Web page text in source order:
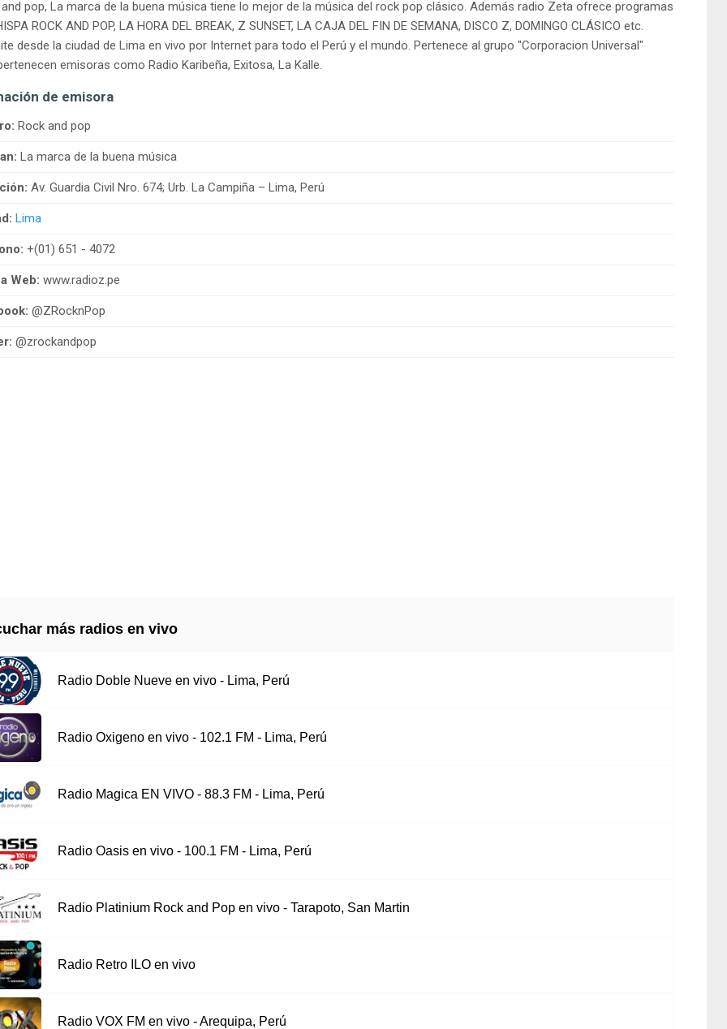
pop, La marca de la buena música tiene lo mejor de la música del rock pop clásico. Además radio Zeta ofrece programas
ROCK AND POP, LA HORA DEL BREAK, Z SUNSET, LA CAJA DEL FIN DE SEMANA, DISCO Z, DOMINGO CLÁSICO etc.
desde la ciudad de Lima en vivo por Internet para todo el Perú y el mundo. Pertenece al grupo "Corporacion Universal"
emisoras como Radio Karibeña, Exitosa, La Kalle.
de emisora
Rock and pop
La marca de la buena música
Av. Guardia Civil Nro. 674; Urb. La Campiña – Lima, Perú
Lima
+(01) 651 - 4072
Web: www.radioz.pe
@ZRocknPop
@zrockandpop
más radios en vivo
Radio Doble Nueve en vivo - Lima, Perú
Radio Oxigeno en vivo - 102.1 FM - Lima, Perú
Radio Magica EN VIVO - 88.3 FM - Lima, Perú
Radio Oasis en vivo - 100.1 FM - Lima, Perú
Radio Platinium Rock and Pop en vivo - Tarapoto, San Martin
Radio Retro ILO en vivo
Radio VOX FM en vivo - Arequipa, Perú